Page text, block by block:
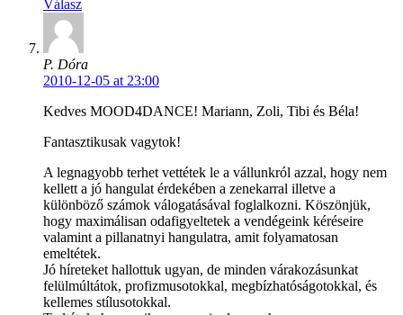
Válasz
P. Dóra
2010-12-05 at 23:00
Kedves MOOD4DANCE! Mariann, Zoli, Tibi és Béla!
Fantasztikusak vagytok!
A legnagyobb terhet vettétek le a vállunkról azzal, hogy nem
kellett a jó hangulat érdekében a zenekarral illetve a
különböző számok válogatásával foglalkozni. Köszönjük,
hogy maximálisan odafigyeltetek a vendégeink kéréseire
valamint a pillanatnyi hangulatra, amit folyamatosan
emeltétek.
Jó híreteket hallottuk ugyan, de minden várakozásunkat
felülmúltátok, profizmusotokkal, megbízhatóságotokkal, és
kellemes stílusotokkal.